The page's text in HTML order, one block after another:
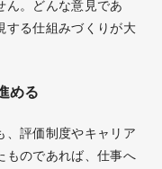
ん。どんな意見であ
する仕組みづくりが大
める
、評価制度やキャリア
ものであれば、仕事へ